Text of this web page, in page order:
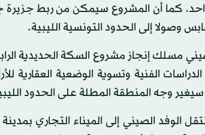
كما أن المشروع سيمكن من ربط جزيرة
وصولا إلى الحدود التونسية الليبية.
الفنية وتسوية الوضعية العقارية
وجه المنطقة المطلة على الحدود
الوفد الصيني إلى الميناء التجاري